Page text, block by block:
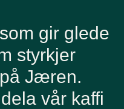
gir glede
styrkjer
Jæren.
vår kaffi